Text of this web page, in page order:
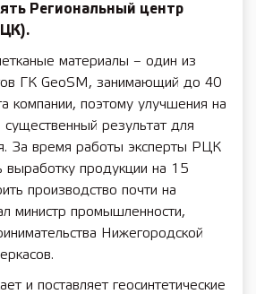
Региональный центр
материалы – один из
ГК GeoSM, занимающий до 40
компании, поэтому улучшения на
существенный результат для
За время работы эксперты РЦК
выработку продукции на 15
производство почти на
министр промышленности,
Нижегородской
и поставляет геосинтетические